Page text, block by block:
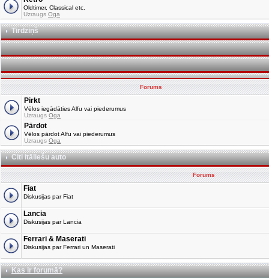
Oldtimer, Classical etc.
Uzraugs Oga
Tirdziņš
Forums
Pirkt
Vēlos iegādāties Alfu vai piederumus
Uzraugs Oga
Pārdot
Vēlos pārdot Alfu vai piederumus
Uzraugs Oga
Citi itāliešu auto
Forums
Fiat
Diskusijas par Fiat
Lancia
Diskusijas par Lancia
Ferrari & Maserati
Diskusijas par Ferrari un Maserati
Kas ir forumā?